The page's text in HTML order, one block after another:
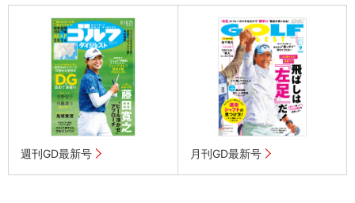
週刊GD最新号 月刊GD最新号